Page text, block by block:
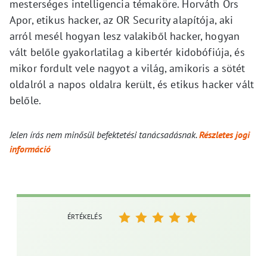
mesterséges intelligencia témaköre. Horváth Örs
Apor, etikus hacker, az OR Security alapítója, aki
arról mesél hogyan lesz valakiből hacker, hogyan
vált belőle gyakorlatilag a kibertér kidobófiúja, és
mikor fordult vele nagyot a világ, amikoris a sötét
oldalról a napos oldalra került, és etikus hacker vált
belőle.
Jelen írás nem minősül befektetési tanácsadásnak.Részletes jogi
információ
ÉRTÉKELÉS